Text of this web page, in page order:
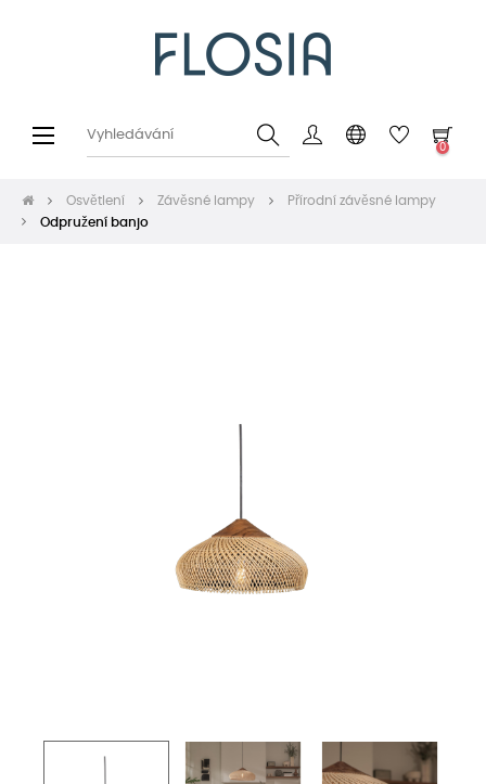
Toggle
navigation
☰
0
Osvětlení Závěsné lampy
Přírodní závěsné lampy
Odpružení banjo